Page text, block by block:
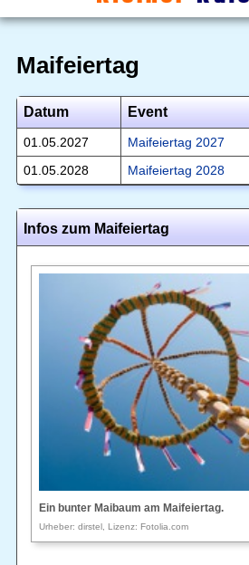
Maifeiertag
Datum Event
01.05.2027
Maifeiertag 2027
01.05.2028
Maifeiertag 2028
Infos zum Maifeiertag
Ein bunter Maibaum am Maifeiertag.
Urheber: dirstel, Lizenz: Fotolia.com